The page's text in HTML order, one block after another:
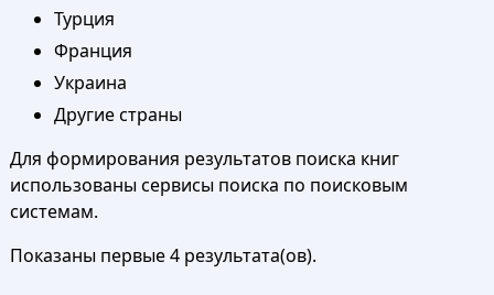
Турция
Франция
Украина
Другие страны
Для формирования результатов поиска книг
использованы сервисы поиска по поисковым
системам.
Показаны первые 4 результата(ов).